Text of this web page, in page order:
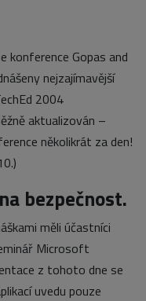
konference Gopas and
nejzajímavější
2004
aktualizován –
několikrát za den!
bezpečnost.
měli účastníci
Microsoft
z tohoto dne se
uvedu pouze